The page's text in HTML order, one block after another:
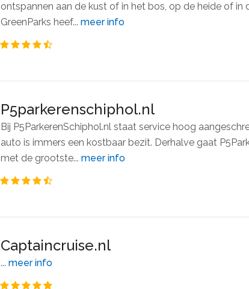
ontspannen aan de kust of in het bos, op de heide of in
GreenParks heef... meer info
P5parkerenschiphol.nl
Bij P5ParkerenSchiphol.nl staat service hoog
auto is immers een kostbaar bezit. Derhalve gaat
met de grootste... meer info
Captaincruise.nl
... meer info